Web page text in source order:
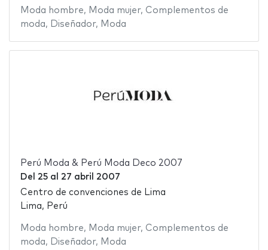
Moda hombre, Moda mujer, Complementos de
moda, Diseñador, Moda
Perú Moda & Perú Moda Deco 2007
Del 25al 27 abril 2007
Centro de convenciones de Lima
Lima, Perú
Moda hombre, Moda mujer, Complementos de
moda, Diseñador, Moda